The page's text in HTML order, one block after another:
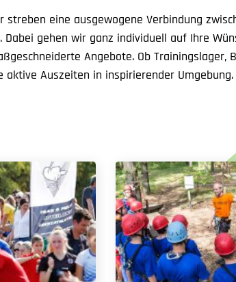
streben eine ausgewogene Verbindung
Dabei gehen wir ganz individuell auf Ihre
Angebote. Ob
aktive Auszeiten in inspirierender Umgebung.